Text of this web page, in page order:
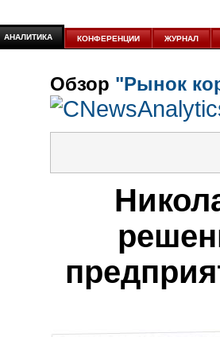
АНАЛИТИКА КОНФЕРЕНЦИИ ЖУРНАЛ
Обзор "Рынок